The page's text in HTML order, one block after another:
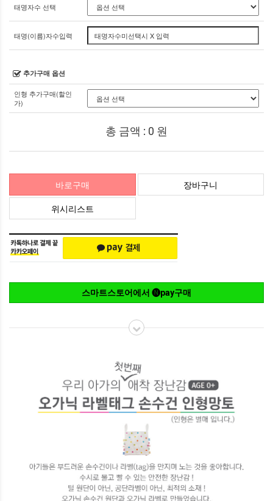
태명자수 선택
태명(이름)자수입력
추가구매 옵션
인형 추가구매(할인
가)
총 금액 : 0 원
바로구매
장바구니
위시리스트
스마트스토어에서 🅝pay구매